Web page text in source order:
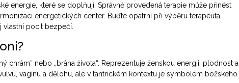
energie, které se doplňují. Správně provedená terapie může přinést
energetických center. Buďte opatrní při výběru terapeuta,
vlastní pocit bezpečí.
chrám“ nebo „brána života“. Reprezentuje ženskou energii, plodnost a
vagínu a dělohu, ale v tantrickém kontextu je symbolem božského